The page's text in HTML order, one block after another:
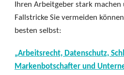
Ihren Arbeitgeber stark
Fallstricke Sie vermeiden
besten selbst:
„Arbeitsrecht, Datenschutz,
Markenbotschafter und